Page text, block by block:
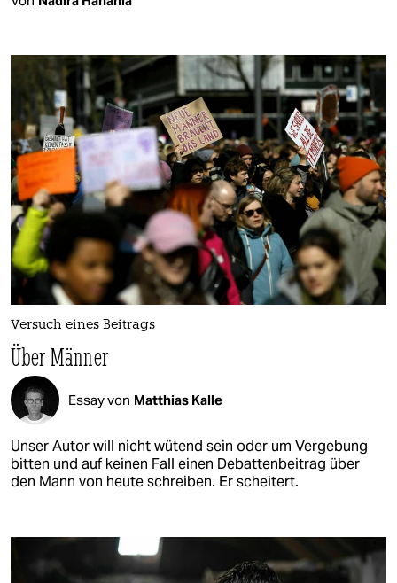
Versuch eines Beitrags
Über Männer
Essay von Matthias Kalle
Unser Autor will nicht wütend sein oder um Vergebung
bitten und auf keinen Fall einen Debattenbeitrag über
den Mann von heute schreiben. Er scheitert.